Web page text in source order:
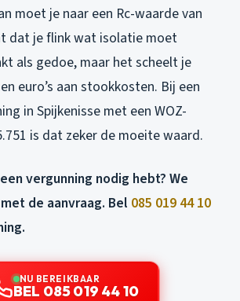
moet je naar een Rc-waarde van
dat je flink wat isolatie moet
als gedoe, maar het scheelt je
euro’s aan stookkosten. Bij een
in Spijkenisse met een WOZ-
is dat zeker de moeite waard.
vergunning nodig hebt? We
de aanvraag. Bel 085 019 44 10
NU BEREIKBAAR
BEL 085 019 44 10